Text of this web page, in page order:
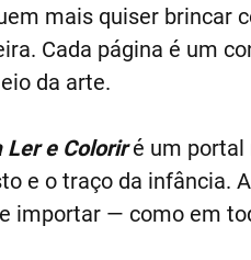
mais quiser brincar
Cada página é um
da arte.
Ler e Coloriré um portal
e o traço da infância.
importar — como em